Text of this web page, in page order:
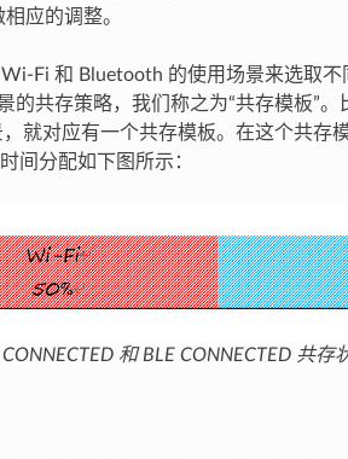
应的调整。
Fi 和 Bluetooth 的使用场景来选取
的共存策略，我们称之为“共存模板”
就对应有一个共存模板。在这个共存
间分配如下图所示：
和 BLE CONNECTED 共